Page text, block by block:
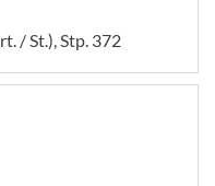
/ St.), Stp. 372